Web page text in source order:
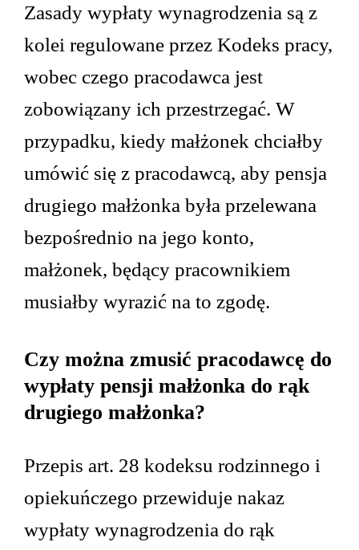
Zasady wypłaty wynagrodzenia są z
kolei regulowane przez Kodeks pracy,
wobec czego pracodawca jest
zobowiązany ich przestrzegać. W
przypadku, kiedy małżonek chciałby
umówić się z pracodawcą, aby pensja
drugiego małżonka była przelewana
bezpośrednio na jego konto,
małżonek, będący pracownikiem
musiałby wyrazić na to zgodę.
Czy można zmusić pracodawcę do
wypłaty pensji małżonka do rąk
drugiego małżonka?
Przepis art. 28 kodeksu rodzinnego i
opiekuńczego przewiduje nakaz
wypłaty wynagrodzenia do rąk